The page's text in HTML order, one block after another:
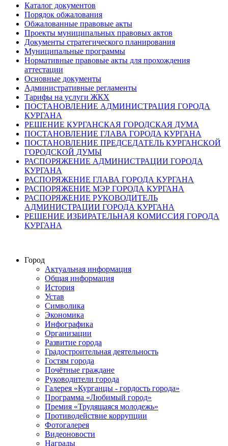
Каталог документов
Порядок обжалования
Обжалованные правовые акты
Проекты муниципальных правовых актов
Документы стратегического планирования
Муниципальные программы
Нормативные правовые акты для прохождения
аттестации
Основные документы
Административные регламенты
Тарифы на услуги ЖКХ
ПОСТАНОВЛЕНИЕ АДМИНИСТРАЦИЯ ГОРОДА
КУРГАНА
РЕШЕНИЕ КУРГАНСКАЯ ГОРОДСКАЯ ДУМА
ПОСТАНОВЛЕНИЕ ГЛАВА ГОРОДА КУРГАНА
ПОСТАНОВЛЕНИЕ ПРЕДСЕДАТЕЛЬ КУРГАНСКОЙ
ГОРОДСКОЙ ДУМЫ
РАСПОРЯЖЕНИЕ АДМИНИСТРАЦИИ ГОРОДА
КУРГАНА
РАСПОРЯЖЕНИЕ ГЛАВА ГОРОДА КУРГАНА
РАСПОРЯЖЕНИЕ МЭР ГОРОДА КУРГАНА
РАСПОРЯЖЕНИЕ РУКОВОДИТЕЛЬ
АДМИНИСТРАЦИИ ГОРОДА КУРГАНА
РЕШЕНИЕ ИЗБИРАТЕЛЬНАЯ КОМИССИЯ ГОРОДА
КУРГАНА
Город
Актуальная информация
Общая информация
История
Устав
Символика
Экономика
Инфографика
Организации
Развитие города
Градостроительная деятельность
Гостям города
Почётные граждане
Руководители города
Галерея «Курганцы - гордость города»
Программа «Любимый город»
Премия «Трудящаяся молодежь»
Противодействие коррупции
Фотогалерея
Видеоновости
Награды